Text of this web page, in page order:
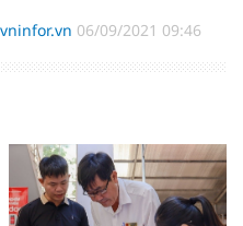
06/09/2021 09:46